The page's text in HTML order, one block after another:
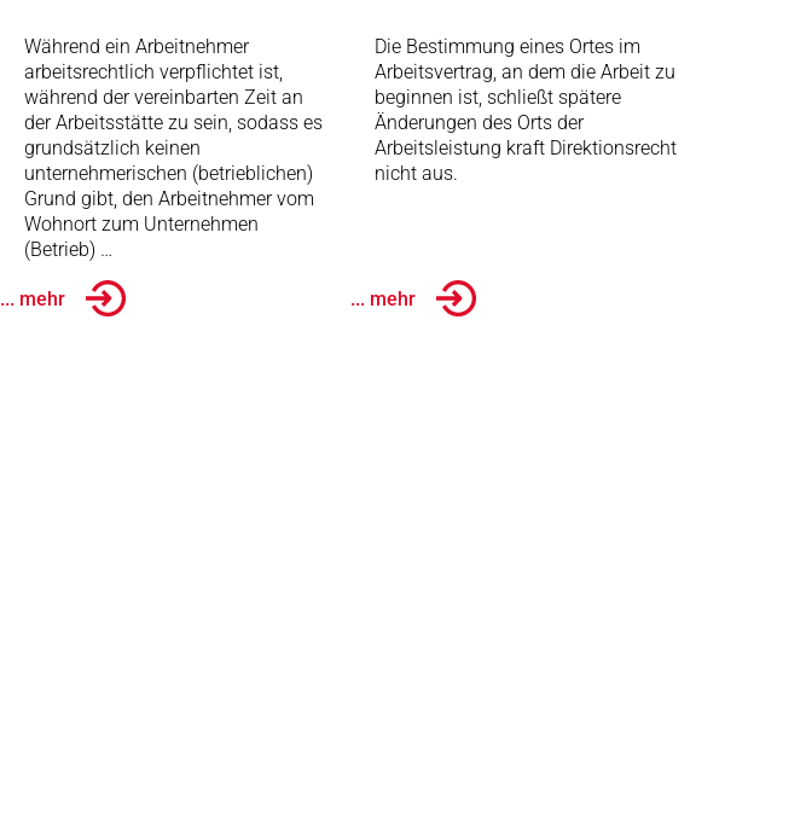
Während ein Arbeitnehmer
arbeitsrechtlich verpflichtet ist,
während der vereinbarten Zeit an
der Arbeitsstätte zu sein, sodass es
grundsätzlich keinen
unternehmerischen (betrieblichen)
Grund gibt, den Arbeitnehmer vom
Wohnort zum Unternehmen
(Betrieb) …
... mehr
Die Bestimmung eines Ortes im
Arbeitsvertrag, an dem die Arbeit zu
beginnen ist, schließt spätere
Änderungen des Orts der
Arbeitsleistung kraft Direktionsrecht
nicht aus.
... mehr